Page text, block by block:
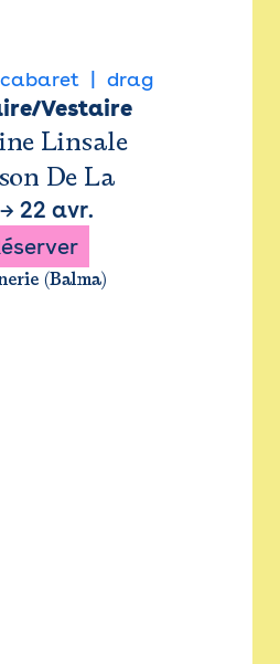
cabaret drag
Vestaire
Linsale
De La
22 avr.
(Balma)